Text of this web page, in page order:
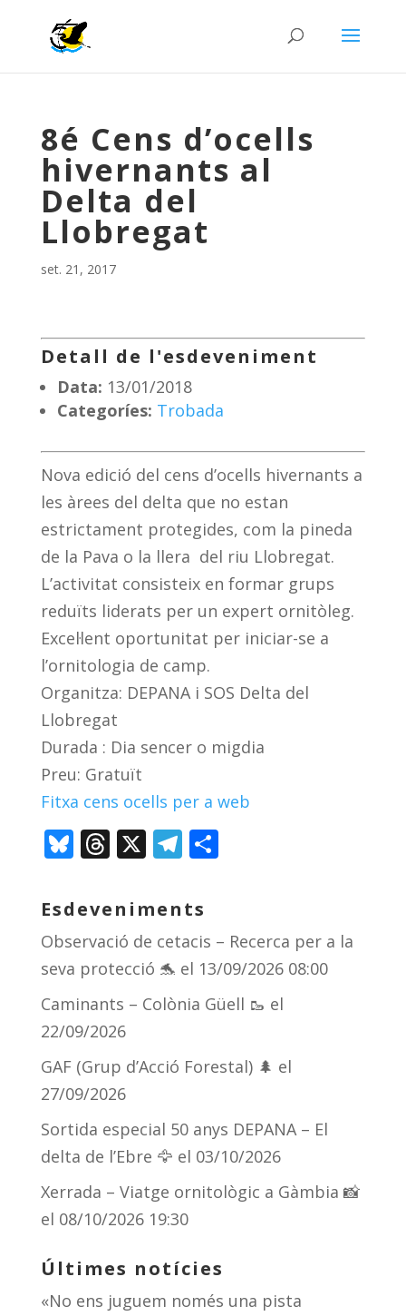
8é Cens d’ocells
hivernants al
Delta del
Llobregat
set. 21, 2017
Detall de l'esdeveniment
Data: 13/01/2018
Categoríes: Trobada
Nova edició del cens d’ocells hivernants a
les àrees del delta que no estan
estrictament protegides, com la pineda
de la Pava o la llera del riu Llobregat.
L’activitat consisteix en formar grups
reduïts liderats per un expert ornitòleg.
Excel·lent oportunitat per iniciar-se a
l’ornitologia de camp.
Organitza: DEPANA i SOS Delta del
Llobregat
Durada : Dia sencer o migdia
Preu: Gratuït
Fitxa cens ocells per a web
Bl
e
sk
y
T
re
a
d
s
X T
e
gr
a
m
C
p
ar
te
ix
Esdeveniments
Observació de cetacis – Recerca per a la
seva protecció 🐬 el 13/09/2026 08:00
Caminants – Colònia Güell 🥾 el
22/09/2026
GAF (Grup d’Acció Forestal) 🌲 el
27/09/2026
Sortida especial 50 anys DEPANA – El
delta de l’Ebre 🦅 el 03/10/2026
Xerrada – Viatge ornitològic a Gàmbia 📸
el 08/10/2026 19:30
Últimes notícies
«No ens juguem només una pista